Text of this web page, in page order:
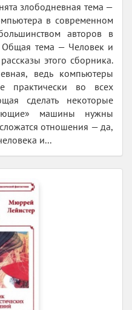
злободневная тема —
в современном
авторов в
Общая тема — Человек и
этого сборника.
ведь компьютеры
практически во всех
сделать некоторые
машины нужны
отношения — да,
и...